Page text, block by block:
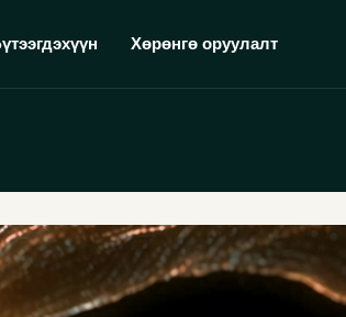
Хөрөнгө оруулалт